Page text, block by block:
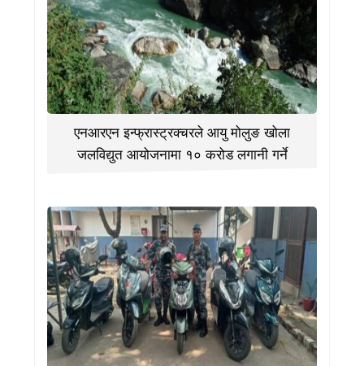
एनआरएन इन्फ्रास्ट्रक्चरले आयु मोलुङ खोला
जलविद्युत आयोजनामा १० करोड लगानी गर्ने